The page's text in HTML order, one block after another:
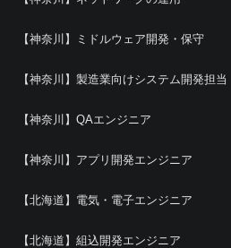
【神奈川】ミドルウェア開発・保守
【神奈川】製造業向けシステム開発担当
【神奈川】QAエンジニア
【神奈川】アプリ開発エンジニア
【北海道】電気・電子エンジニア
【北海道】組込開発エンジニア